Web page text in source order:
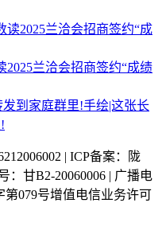
2025兰洽会招商签约“成绩
手绘|这张长
| ICP备案：陇
：甘B2-20060006 | 广播电
079号增值电信业务许可